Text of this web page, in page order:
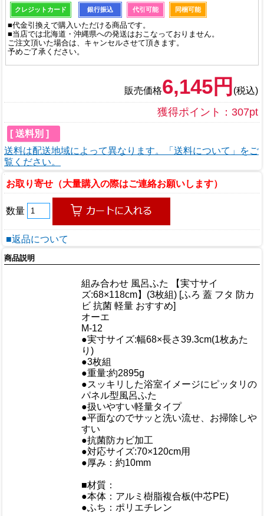
クレジットカード 銀行振込 代引可能 同梱可能
■代金引換えで購入いただける商品です。
■当店では北海道・沖縄県への発送はおこなっておりません。
ご注文頂いた場合は、キャンセルさせて頂きます。
予めご了承ください。
販売価格6,145円 (税込)
獲得ポイント：307pt
[ 送料別 ]
送料は配送地域によって異なります。「送料について」をご
覧ください。
お取り寄せ（大量購入の際はご連絡お願いします）
数量
■返品について
商品説明
組み合わせ 風呂ふた 【実寸サイ
ズ:68×118cm】(3枚組) [ふろ 蓋 フタ 防カ
ビ 抗菌 軽量 おすすめ]
オーエ
M-12
●実寸サイズ:幅68×長さ39.3cm(1枚あた
り)
●3枚組
●重量:約2895g
●スッキリした浴室イメージにピッタリの
パネル型風呂ふた
●扱いやすい軽量タイプ
●平面なのでサッと洗い流せ、お掃除しや
すい
●抗菌防カビ加工
●対応サイズ:70×120cm用
●厚み：約10mm
■材質：
●本体：アルミ樹脂複合板(中芯PE)
●ふち：ポリエチレン